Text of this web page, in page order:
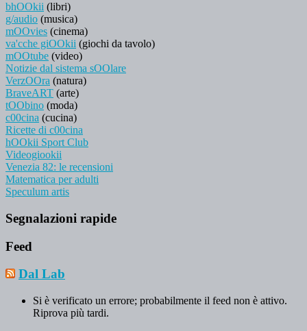
bhOOkii (libri)
g/audio (musica)
mOOvies (cinema)
va'cche giOOkii (giochi da tavolo)
mOOtube (video)
Notizie dal sistema sOOlare
VerzOOra (natura)
BraveART (arte)
tOObino (moda)
c00cina (cucina)
Ricette di c00cina
hOOkii Sport Club
Videogiookii
Venezia 82: le recensioni
Matematica per adulti
Speculum artis
Segnalazioni rapide
Feed
Dal Lab
Si è verificato un errore; probabilmente il feed non è attivo.
Riprova più tardi.